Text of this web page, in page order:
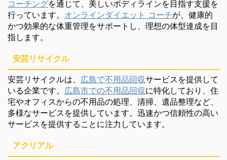
コーチングを通じて、美しいボディラインを目指す支援を
行っています。 オンラインダイエット コーチが、健康的
かつ効果的な体重管理をサポートし、理想の体型達成を目
指します。
安芸リサイクル
安芸リサイクルは、 広島で不用品回収サービスを提供して
いる企業です。 広島市での不用品回収に特化しており、住
宅やオフィスからの不用品の処理、清掃、遺品整理など、
多様なサービスを提供しています。迅速かつ信頼性の高い
サービスを提供することに注力しています。
アクリアル